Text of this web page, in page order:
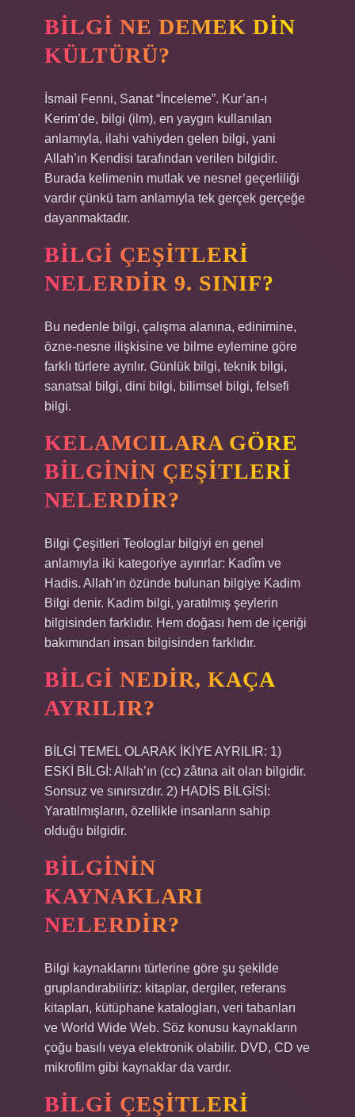
BILGI NE DEMEK DIN
KÜLTÜRÜ?
İsmail Fenni, Sanat “İnceleme”. Kur’an-ı
Kerim’de, bilgi (ilm), en yaygın kullanılan
anlamıyla, ilahi vahiyden gelen bilgi, yani
Allah’ın Kendisi tarafından verilen bilgidir.
Burada kelimenin mutlak ve nesnel geçerliliği
vardır çünkü tam anlamıyla tek gerçek gerçeğe
dayanmaktadır.
BILGI ÇEŞITLERI
NELERDIR 9. SINIF?
Bu nedenle bilgi, çalışma alanına, edinimine,
özne-nesne ilişkisine ve bilme eylemine göre
farklı türlere ayrılır. Günlük bilgi, teknik bilgi,
sanatsal bilgi, dini bilgi, bilimsel bilgi, felsefi
bilgi.
KELAMCILARA GÖRE
BILGININ ÇEŞITLERI
NELERDIR?
Bilgi Çeşitleri Teologlar bilgiyi en genel
anlamıyla iki kategoriye ayırırlar: Kadîm ve
Hadis. Allah’ın özünde bulunan bilgiye Kadim
Bilgi denir. Kadim bilgi, yaratılmış şeylerin
bilgisinden farklıdır. Hem doğası hem de içeriği
bakımından insan bilgisinden farklıdır.
BILGI NEDIR, KAÇA
AYRILIR?
BİLGİ TEMEL OLARAK İKİYE AYRILIR: 1)
ESKİ BİLGİ: Allah’ın (cc) zâtına ait olan bilgidir.
Sonsuz ve sınırsızdır. 2) HADİS BİLGİSİ:
Yaratılmışların, özellikle insanların sahip
olduğu bilgidir.
BILGININ
KAYNAKLARI
NELERDIR?
Bilgi kaynaklarını türlerine göre şu şekilde
gruplandırabiliriz: kitaplar, dergiler, referans
kitapları, kütüphane katalogları, veri tabanları
ve World Wide Web. Söz konusu kaynakların
çoğu basılı veya elektronik olabilir. DVD, CD ve
mikrofilm gibi kaynaklar da vardır.
BILGI ÇEŞITLERI